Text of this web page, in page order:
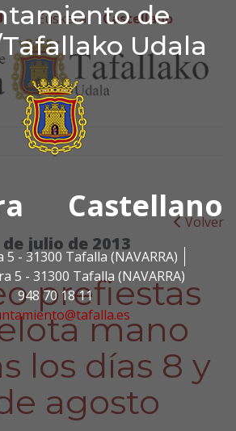
de
Udala
Castellano
- 31300 Tafalla (NAVARRA)
5 - 31300 Tafalla (NAVARRA)
948 70 18 11
de
youtube
Euskera Castellano
Volver
de julio de 2013
prefiestas
mano
los días 8 y
agosto